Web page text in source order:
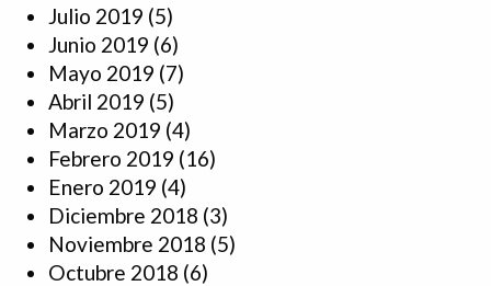
Julio 2019 (5)
Junio 2019 (6)
Mayo 2019 (7)
Abril 2019 (5)
Marzo 2019 (4)
Febrero 2019 (16)
Enero 2019 (4)
Diciembre 2018 (3)
Noviembre 2018 (5)
Octubre 2018 (6)